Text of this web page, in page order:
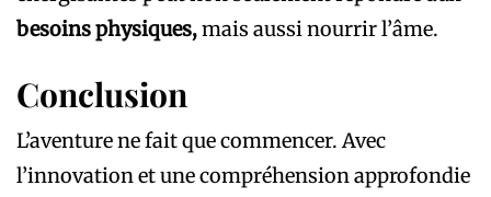
besoins physiques,mais aussi nourrir l’âme.
Conclusion
L’aventure ne fait que commencer. Avec
l’innovation et une compréhension approfondie